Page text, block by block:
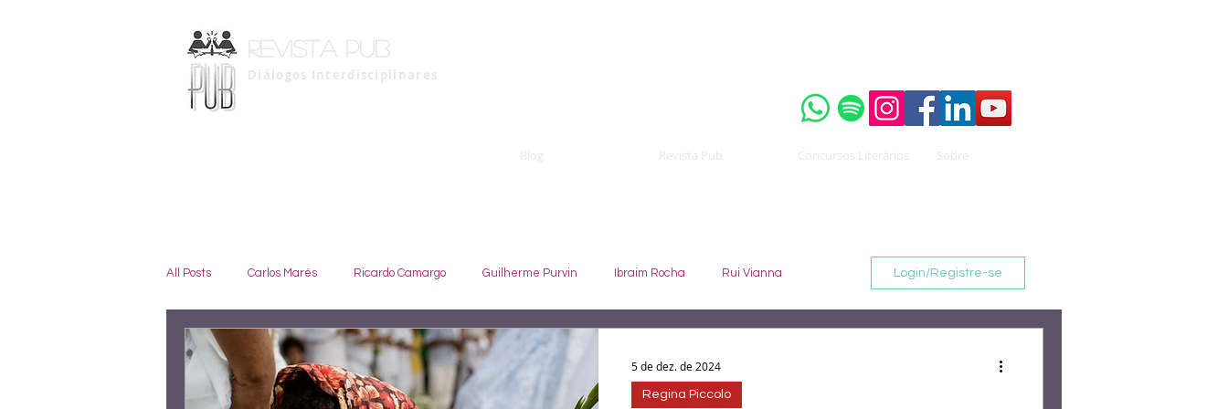
Revista pub
Diálogos Interdisciplinares
Blog Revista Pub Concursos Literários Sobre
All Posts Carlos Marés Ricardo Camargo Guilherme Purvin Ibraim Rocha Rui Vianna
Madeleine Hutyra Marise Duarte Johny GIffoni
Login/Registre-se
Regina Piccolo
5 de dez. de 2024